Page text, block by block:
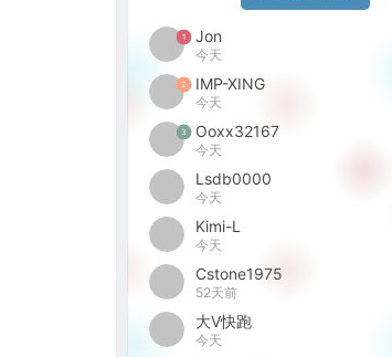
1 Jon
今天
2 IMP-XING
今天
3 Ooxx32167
今天
Lsdb0000
今天
Kimi-L
今天
Cstone1975
52天前
大V快跑
今天